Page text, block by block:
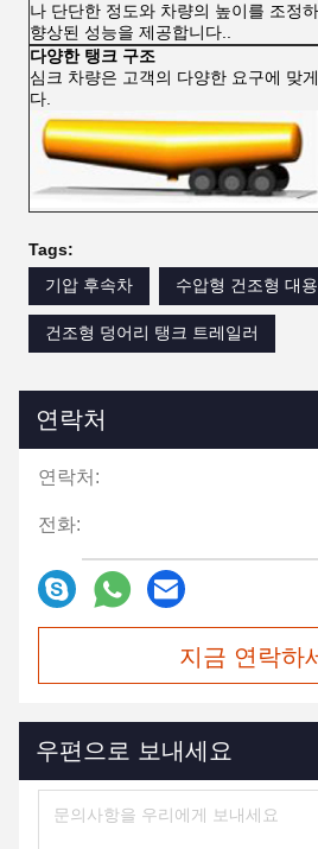
나 단단한 정도와 차량의 높이를 조정
향상된 성능을 제공합니다..
다양한 탱크 구조
심크 차량은 고객의 다양한 요구에 맞
다.
Tags:
기압 후속차
수압형 건조형 대
건조형 덩어리 탱크 트레일러
연락처
연락처:
전화:
지금 연락하
우편으로 보내세요